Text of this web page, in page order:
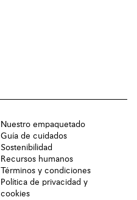
Nuestro empaquetado
Guía de cuidados
Sostenibilidad
Recursos humanos
Términos y condiciones
Política de privacidad y
cookies